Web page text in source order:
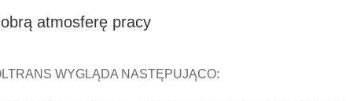
atmosferę pracy
WYGLĄDA NASTĘPUJĄCO: